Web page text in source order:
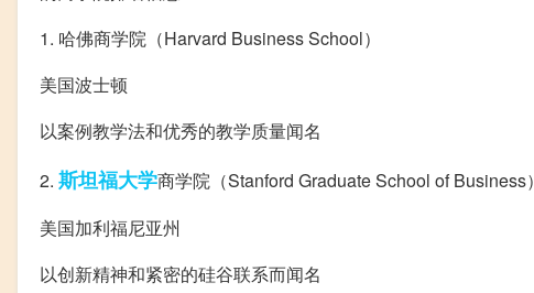
1. 哈佛商学院（Harvard Business School）
美国波士顿
以案例教学法和优秀的教学质量闻名
2. 斯坦福大学商学院（Stanford Graduate School of Business）
美国加利福尼亚州
以创新精神和紧密的硅谷联系而闻名